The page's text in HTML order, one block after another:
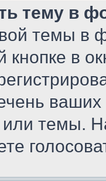
тему в
темы в
кнопке в
ваших
темы.